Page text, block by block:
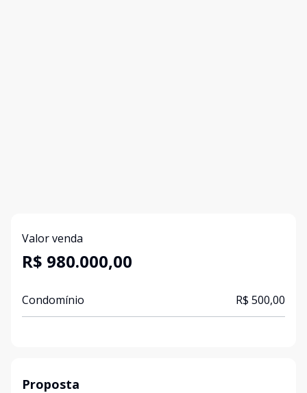
Valor venda
R$ 980.000,00
Condomínio R$ 500,00
Proposta